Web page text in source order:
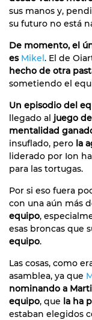
sus manos y,
su futuro no está
De momento, el
es Mikel. El de
hecho de otra
sometiendo el
Un episodio del
llegado al juego
mentalidad
insuflado, pero la
liderado por Ion
para las tortugas.
Por si eso fuera
con una aún más
equipo,
esas broncas que
equipo.
Las cosas, como
asamblea, ya que
nominando a
equipo, que la ha
estaban elegidos